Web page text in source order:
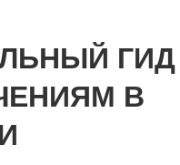
ГИД
В